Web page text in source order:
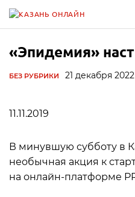
«Эпидемия»
БЕЗ РУБРИКИ 21 декабря 2022
11.11.2019
В минувшую субботу в
необычная акция к
на онлайн-платформе